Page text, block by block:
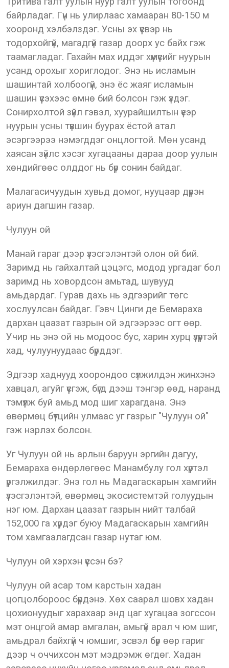
байрладаг. Гүн нь улирлаас хамааран 80-150 м
хооронд хэлбэлздэг. Усны эх үүсвэр нь
тодорхойгүй, магадгүй газар доорх ус байх гэж
таамагладаг. Гахайн мах иддэг хүмүүсийг нуурын
усанд орохыг хориглодог. Энэ нь исламын
шашинтай холбоогүй, энэ ёс жаяг исламын
шашин үүсэхээс өмнө бий болсон гэж үздэг.
Сонирхолтой зүйл гэвэл, хуурайшилтын үеэр
нуурын усны түвшин буурах ёстой атал
эсэргээрээ нэмэгддэг онцлогтой. Мөн усанд
хаясан зүйлс хэсэг хугацааны дараа доор уулын
хөндийгөөс олддог нь бүр сонин байдаг.
Малагасичуудын хувьд домог, нууцаар дүүрэн
ариун дагшин газар.
Чулуун ой
Манай гараг дээр үзэсгэлэнтэй олон ой бий.
Заримд нь гайхалтай цэцэгс, модод ургадаг бол
заримд нь ховордсон амьтад, шувууд
амьдардаг. Гурав дахь нь эдгээрийг төгс
хослуулсан байдаг. Гэвч Цинги де Бемараха
дархан цаазат газрын ой эдгээрээс огт өөр.
Учир нь энэ ой нь модоос бус, харин хурц үзүүртэй
хад, чулуунуудаас бүрддэг.
Эдгээр хаднууд хоорондоо сүлжилдэн жинхэнэ
хавцал, агуйг үүсгэж, бүгд дээш тэнгэр өөд, наранд
тэмүүлж буй амьд мод шиг харагдана. Энэ
өвөрмөц бүтцийн улмаас уг газрыг "Чулуун ой"
гэж нэрлэх болсон.
Уг Чулуун ой нь арлын баруун эргийн дагуу,
Бемараха өндөрлөгөөс Манамбулу гол хүртэл
үргэлжилдэг. Энэ гол нь Мадагаскарын хамгийн
үзэсгэлэнтэй, өвөрмөц экосистемтэй голуудын
нэг юм. Дархан цаазат газрын нийт талбай
152,000 га хүрдэг буюу Мадагаскарын хамгийн
том хамгаалагдсан газар нутаг юм.
Чулуун ой хэрхэн үүссэн бэ?
Чулуун ой асар том карстын хадан
цогцолбороос бүрдэнэ. Хөх саарал шовх хадан
цохионуудыг харахаар энд цаг хугацаа зогссон
мэт онцгой амар амгалан, амьгүй арал ч юм шиг,
амьдрал байхгүй ч юмшиг, эсвэл бүр өөр гариг
дээр ч оччихсон мэт мэдрэмж өгдөг. Хадан